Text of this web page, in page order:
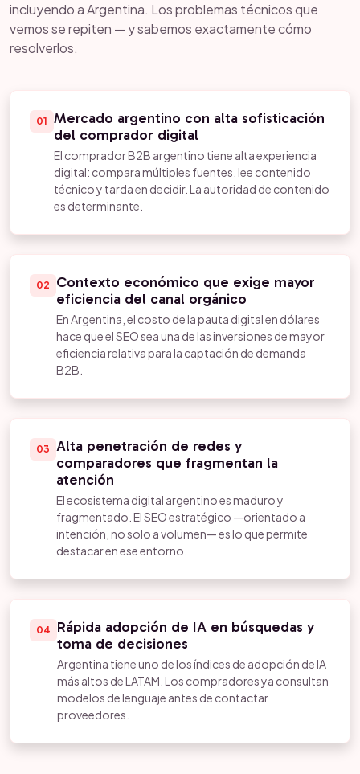
incluyendo a Argentina. Los problemas técnicos que
vemos se repiten — y sabemos exactamente cómo
resolverlos.
01 Mercado argentino con alta sofisticación
del comprador digital
El comprador B2B argentino tiene alta experiencia
digital: compara múltiples fuentes, lee contenido
técnico y tarda en decidir. La autoridad de contenido
es determinante.
02
Contexto económico que exige mayor
eficiencia del canal orgánico
En Argentina, el costo de la pauta digital en dólares
hace que el SEO sea una de las inversiones de mayor
eficiencia relativa para la captación de demanda
B2B.
03 Alta penetración de redes y
comparadores que fragmentan la
atención
El ecosistema digital argentino es maduro y
fragmentado. El SEO estratégico —orientado a
intención, no solo a volumen— es lo que permite
destacar en ese entorno.
04
Rápida adopción de IA en búsquedas y
toma de decisiones
Argentina tiene uno de los índices de adopción de IA
más altos de LATAM. Los compradores ya consultan
modelos de lenguaje antes de contactar
proveedores.